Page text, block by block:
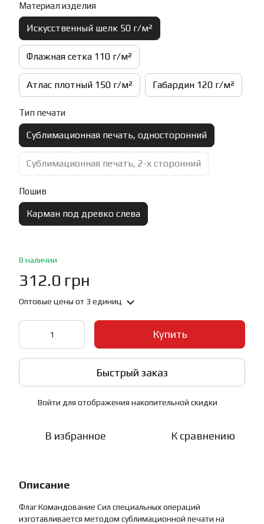
Материал изделия
Искусственный шелк 50 г/м²
Флажная сетка 110 г/м²
Атлас плотный 150 г/м² Габардин 120 г/м²
Тип печати
Сублимационная печать, односторонний
Сублимационная печать, 2-х сторонний
Пошив
Карман под древко слева
В наличии
312.0 грн
Оптовые цены от 3 единиц
Купить
Быстрый заказ
Войти для отображения накопительной скидки
В избранное К сравнению
Описание
Флаг Командование Сил специальных операций
изготавливается методом сублимационной печати на